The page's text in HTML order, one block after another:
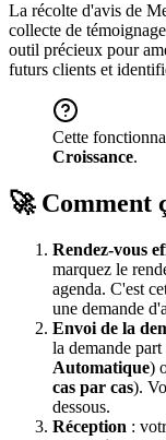
La récolte d'avis de
collecte de
outil précieux pour
futurs clients et
Cette
Croissance.
🚀 Comment
Rendez-vous
marquez le
agenda. C'est
une demande
Envoi de la
la demande
Automatique)
cas par cas).
dessous.
Réception :